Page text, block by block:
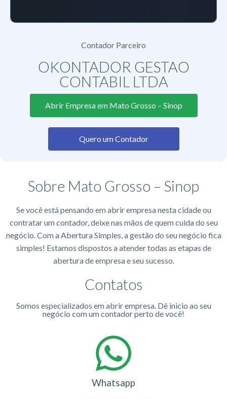
Contador Parceiro
OKONTADOR GESTAO
CONTABIL LTDA
Abrir Empresa em Mato Grosso – Sinop
Quero um Contador
Sobre Mato Grosso – Sinop
Se você está pensando em abrir empresa nesta cidade ou
contratar um contador, deixe nas mãos de quem cuida do seu
negócio. Com a Abertura Simples, a gestão do seu negócio fica
simples! Estamos dispostos a atender todas as etapas de
abertura de empresa e seu sucesso.
Contatos
Somos especializados em abrir empresa. Dê inicio ao seu
negócio com um contador perto de você!
Whatsapp